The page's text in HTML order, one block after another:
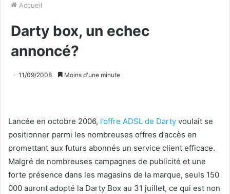
Accueil
Darty box, un echec
annoncé?
11/09/2008 Moins d'une minute
Lancée en octobre 2006, l’offre ADSL de Darty voulait se
positionner parmi les nombreuses offres d’accès en
promettant aux futurs abonnés un service client efficace.
Malgré de nombreuses campagnes de publicité et une
forte présence dans les magasins de la marque, seuls 150
000 auront adopté la Darty Box au 31 juillet, ce qui est non